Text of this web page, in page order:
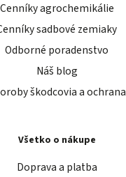
Cenníky agrochemikálie
sadbové zemiaky
Odborné poradenstvo
Náš blog
škodcovia a ochrana
Všetko o nákupe
Doprava a platba